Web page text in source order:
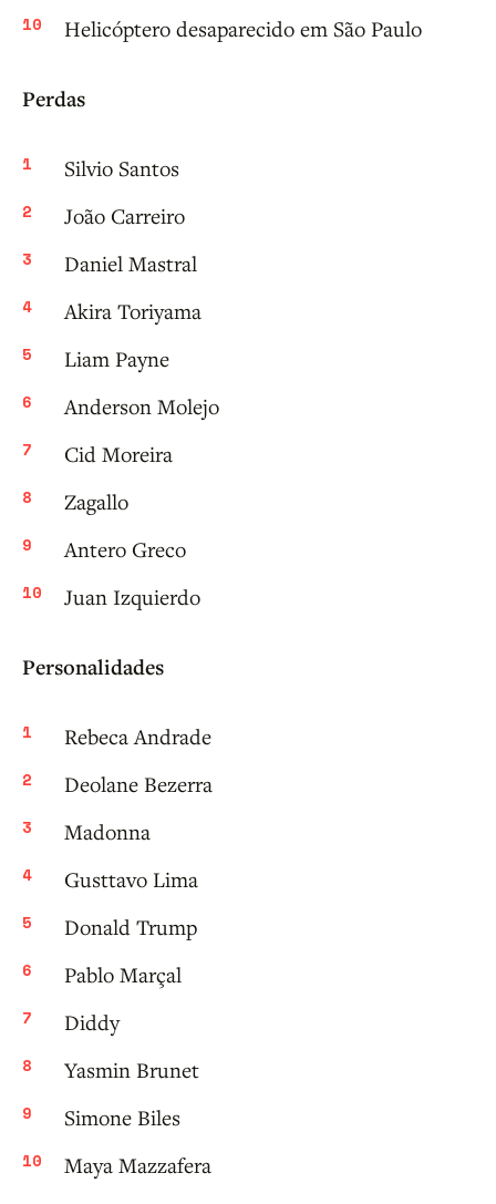
Helicóptero desaparecido em São Paulo
Perdas
Silvio Santos
João Carreiro
Daniel Mastral
Akira Toriyama
Liam Payne
Anderson Molejo
Cid Moreira
Zagallo
Antero Greco
Juan Izquierdo
Personalidades
Rebeca Andrade
Deolane Bezerra
Madonna
Gusttavo Lima
Donald Trump
Pablo Marçal
Diddy
Yasmin Brunet
Simone Biles
Maya Mazzafera